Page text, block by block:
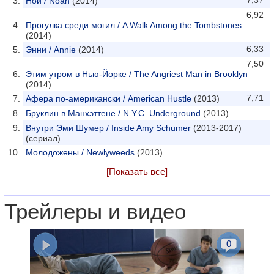
6,92
Прогулка среди могил / A Walk Among the Tombstones
(2014)
6,33
Энни / Annie (2014)
7,50
Этим утром в Нью-Йорке / The Angriest Man in Brooklyn
(2014)
7,71
Афера по-американски / American Hustle (2013)
Бруклин в Манхэттене / N.Y.C. Underground (2013)
Внутри Эми Шумер / Inside Amy Schumer (2013-2017)
(сериал)
Молодожены / Newlyweeds (2013)
[Показать все]
Трейлеры и видео
0